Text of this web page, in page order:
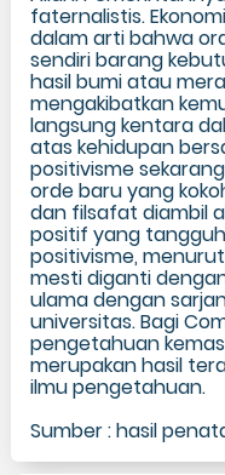
faternalistis.
dalam arti bahwa
sendiri barang
hasil bumi atau
mengakibatkan
langsung kentara
atas kehidupan
positivisme
orde baru yang
dan filsafat diambil
positif yang
positivisme,
mesti diganti
ulama dengan
universitas. Bagi
pengetahuan
merupakan hasil
ilmu pengetahuan.
Sumber : hasil